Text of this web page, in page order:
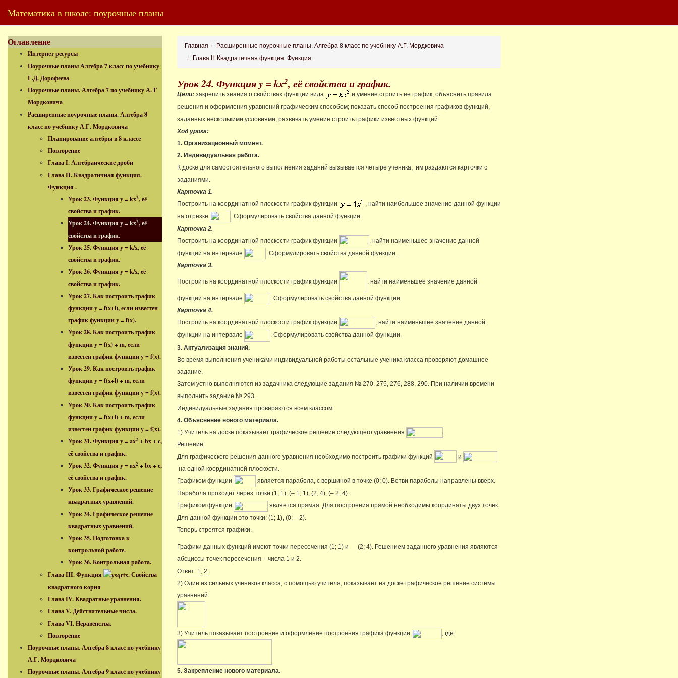
Математика в школе: поурочные планы
Оглавление
Интернет ресурсы
Поурочные планы Алгебра 7 класс по учебнику
Г.Д. Дорофеева
Поурочные планы. Алгебра 7 по учебнику А. Г
Мордковича
Расширенные поурочные планы. Алгебра 8
класс по учебнику А.Г. Мордковича
Планирование алгебры в 8 классе
Повторение
Глава I. Алгебраические дроби
Глава II. Квадратичная функция.
Функция .
Урок 23. Функция y = kx2, её
свойства и график.
Урок 24. Функция y = kx2, её
свойства и график.
Урок 25. Функция y = k/x, её
свойства и график.
Урок 26. Функция y = k/x, её
свойства и график.
Урок 27. Как построить график
функции y = f(x+l), если известен
график функции y = f(x).
Урок 28. Как построить график
функции y = f(x) + m, если
известен график функции y = f(x).
Урок 29. Как построить график
функции y = f(x+l) + m, если
известен график функции y = f(x).
Урок 30. Как построить график
функции y = f(x+l) + m, если
известен график функции y = f(x).
Урок 31. Функция y = ax2 + bx + c,
её свойства и график.
Урок 32. Функция y = ax2 + bx + c,
её свойства и график.
Урок 33. Графическое решение
квадратных уравнений.
Урок 34. Графическое решение
квадратных уравнений.
Урок 35. Подготовка к
контрольной работе.
Урок 36. Контрольная работа.
Глава III. Функция
. Свойства
квадратного корня
Глава IV. Квадратные уравнения.
Глава V. Действительные числа.
Глава VI. Неравенства.
Повторение
Поурочные планы. Алгебра 8 класс по учебнику
А.Г. Мордковича
Поурочные планы. Алгебра 9 класс по учебнику
Главная
Расширенные поурочные планы. Алгебра 8 класс по учебнику А.Г. Мордковича
Глава II. Квадратичная функция. Функция .
Урок 24. Функция y = kx2, её свойства и график.
Цели: закрепить знания о свойствах функции вида
и умение строить ее график; объяснить правила
решения и оформления уравнений графическим способом; показать способ построения графиков функций,
заданных несколькими условиями; развивать умение строить графики известных функций.
Ход урока:
1. Организационный момент.
2. Индивидуальная работа.
К доске для самостоятельного выполнения заданий вызывается четыре ученика, им раздаются карточки с
заданиями.
Карточка 1.
Построить на координатной плоскости график функции
, найти наибольшее значение данной функции
на отрезке
. Сформулировать свойства данной функции.
Карточка 2.
Построить на координатной плоскости график функции
, найти наименьшее значение данной
функции на интервале
. Сформулировать свойства данной функции.
Карточка 3.
Построить на координатной плоскости график функции , найти наименьшее значение данной
функции на интервале
. Сформулировать свойства данной функции.
Карточка 4.
Построить на координатной плоскости график функции
, найти наименьшее значение данной
функции на интервале
. Сформулировать свойства данной функции.
3. Актуализация знаний.
Во время выполнения учениками индивидуальной работы остальные ученика класса проверяют домашнее
задание.
Затем устно выполняются из задачника следующие задания № 270, 275, 276, 288, 290. При наличии времени
выполнить задание № 293.
Индивидуальные задания проверяются всем классом.
4. Объяснение нового материала.
1) Учитель на доске показывает графическое решение следующего уравнения
Решение:
Для графического решения данного уравнения необходимо построить графики функций
и
на одной координатной плоскости.
Графиком функции
является парабола, с вершиной в точке (0; 0). Ветви параболы направлены вверх.
Парабола проходит через точки (1; 1), (– 1; 1), (2; 4), (– 2; 4).
Графиком функции
является прямая. Для построения прямой необходимы координаты двух точек.
Для данной функции это точки: (1; 1), (0; – 2).
Теперь строятся графики.
Графики данных функций имеют точки пересечения (1; 1) и (2; 4). Решением заданного уравнения являются
абсциссы точек пересечения – числа 1 и 2.
Ответ: 1; 2.
2) Один из сильных учеников класса, с помощью учителя, показывает на доске графическое решение системы
уравнений
3) Учитель показывает построение и оформление построения графика функции , где:
5. Закрепление нового материала.